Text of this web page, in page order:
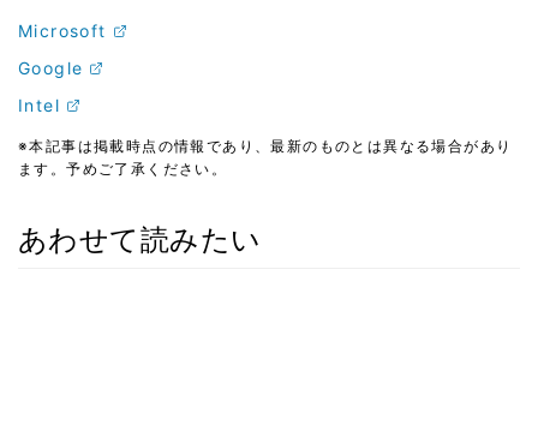
Microsoft
Google
Intel
※本記事は掲載時点の情報であり、最新のものとは異なる場合があり
ます。予めご了承ください。
あわせて読みたい